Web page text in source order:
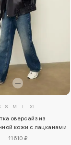
S M L XL
оверсайз из
кожи с лацканами
11610 ₽